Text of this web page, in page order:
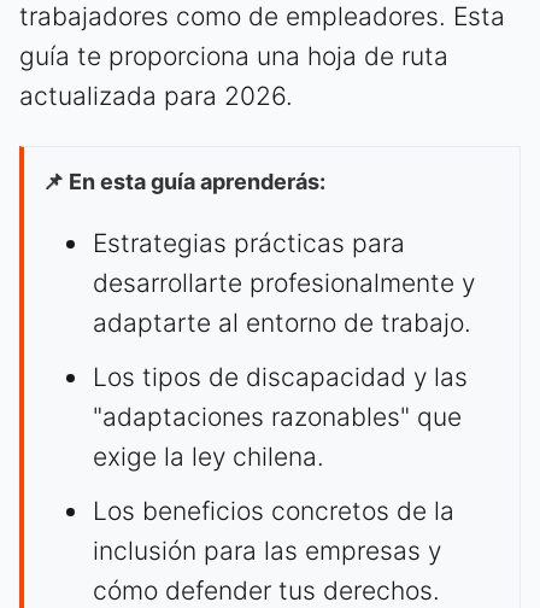
trabajadores como de empleadores. Esta
guía te proporciona una hoja de ruta
actualizada para 2026.
📌 En esta guía aprenderás:
Estrategias prácticas para
desarrollarte profesionalmente y
adaptarte al entorno de trabajo.
Los tipos de discapacidad y las
"adaptaciones razonables" que
exige la ley chilena.
Los beneficios concretos de la
inclusión para las empresas y
cómo defender tus derechos.